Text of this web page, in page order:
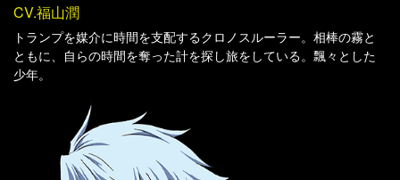
CV.福山潤
トランプを媒介に時間を支配するクロノスルーラー。相棒の霧と
ともに、自らの時間を奪った計を探し旅をしている。飄々とした
少年。